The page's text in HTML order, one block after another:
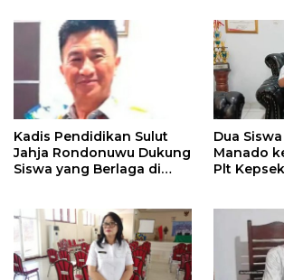
Kadis Pendidikan Sulut
Jahja Rondonuwu Dukung
Siswa yang Berlaga di
Dua
Manado
Plt